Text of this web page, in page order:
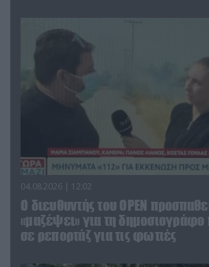
04.08.2026 | 12:02
O διευθυντής του OPEN
«μαζέψει» για τη
σε ρεπορτάζ για τις φωτιές